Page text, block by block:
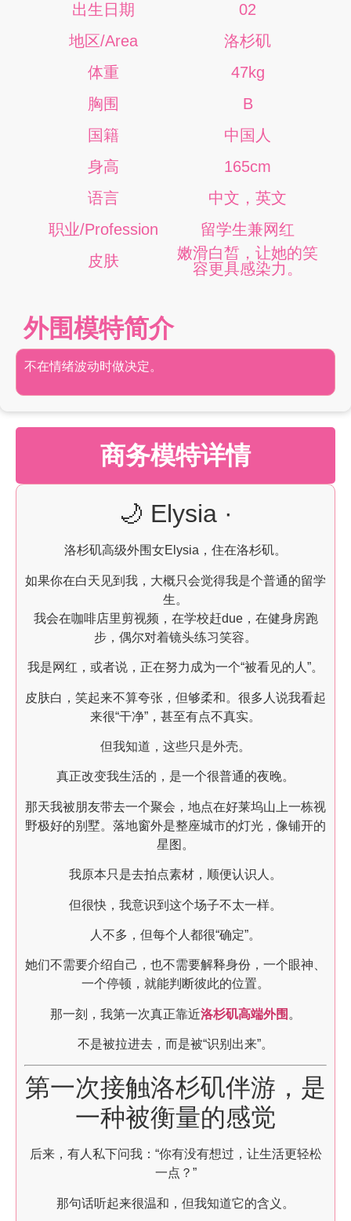
出生日期
02
地区/Area
洛杉矶
体重
47kg
胸围
B
国籍
中国人
身高
165cm
语言
中文，英文
职业/Profession
留学生兼网红
皮肤
嫩滑白皙，让她的笑
容更具感染力。
外围模特简介
不在情绪波动时做决定。
商务模特详情
🌙 Elysia ·
洛杉矶高级外围女Elysia，住在洛杉矶。
如果你在白天见到我，大概只会觉得我是个普通的留学
生。
我会在咖啡店里剪视频，在学校赶due，在健身房跑
步，偶尔对着镜头练习笑容。
我是网红，或者说，正在努力成为一个“被看见的人”。
皮肤白，笑起来不算夸张，但够柔和。很多人说我看起
来很“干净”，甚至有点不真实。
但我知道，这些只是外壳。
真正改变我生活的，是一个很普通的夜晚。
那天我被朋友带去一个聚会，地点在好莱坞山上一栋视
野极好的别墅。落地窗外是整座城市的灯光，像铺开的
星图。
我原本只是去拍点素材，顺便认识人。
但很快，我意识到这个场子不太一样。
人不多，但每个人都很“确定”。
她们不需要介绍自己，也不需要解释身份，一个眼神、
一个停顿，就能判断彼此的位置。
那一刻，我第一次真正靠近洛杉矶高端外围 。
不是被拉进去，而是被“识别出来”。
第一次接触洛杉矶伴游，是
一种被衡量的感觉
后来，有人私下问我：“你有没有想过，让生活更轻松
一点？”
那句话听起来很温和，但我知道它的含义。